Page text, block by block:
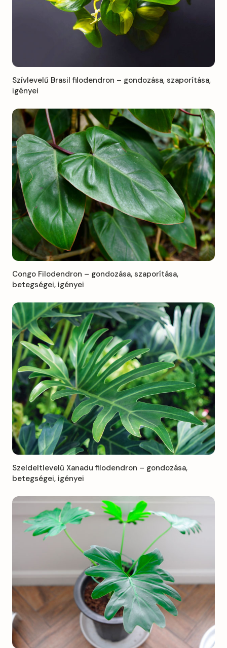
Szívlevelű Brasil filodendron – gondozása, szaporítása,
igényei
Congo Filodendron – gondozása, szaporítása,
betegségei, igényei
Szeldeltlevelű Xanadu filodendron – gondozása,
betegségei, igényei